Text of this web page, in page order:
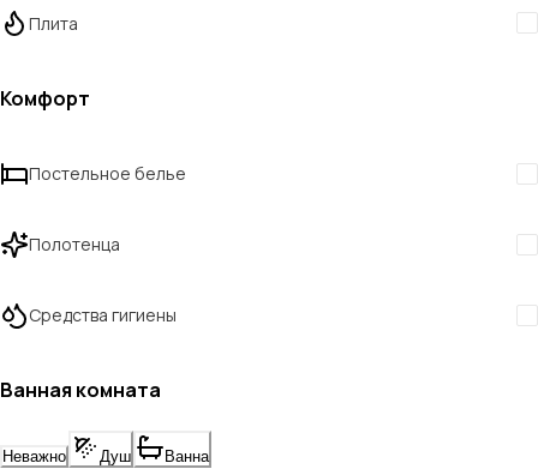
Плита
Комфорт
Постельное белье
Полотенца
Средства гигиены
Ванная комната
Неважно Душ Ванна